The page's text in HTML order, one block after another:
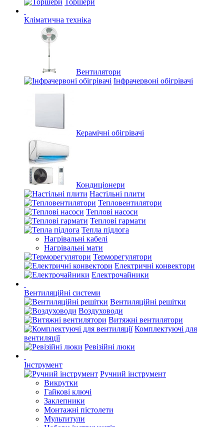
Торшери
Кліматична техніка
Вентилятори
Інфрачервоні обігрівачі
Керамічні обігрівачі
Кондиціонери
Настільні плити
Тепловентилятори
Теплові насоси
Теплові гармати
Тепла підлога
Нагрівальні кабелі
Нагрівальні мати
Терморегулятори
Електричні конвектори
Електрочайники
Вентиляційні системи
Вентиляційні решітки
Воздуховоди
Витяжні вентилятори
Комплектуючі для
вентиляції
Ревізійні люки
Інструмент
Ручний інструмент
Викрутки
Гайкові ключі
Заклепники
Монтажні пістолети
Мультитули